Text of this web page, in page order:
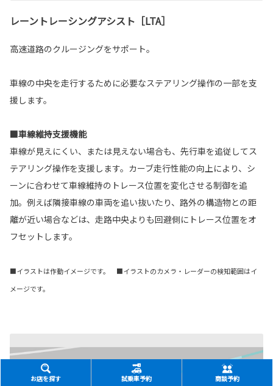
レーントレーシングアシスト［LTA］
高速道路のクルージングをサポート。
車線の中央を走行するために必要なステアリング操作の一部を支
援します。
■車線維持支援機能
車線が見えにくい、または見えない場合も、先行車を追従してス
テアリング操作を支援します。カーブ走行性能の向上により、シ
ーンに合わせて車線維持のトレース位置を変化させる制御を追
加。例えば隣接車線の車両を追い抜いたり、路外の構造物との距
離が近い場合などは、走路中央よりも回避側にトレース位置をオ
フセットします。
■イラストは作動イメージです。 ■イラストのカメラ・レーダーの検知範囲はイ
メージです。
お店を探す 試乗車予約 商談予約